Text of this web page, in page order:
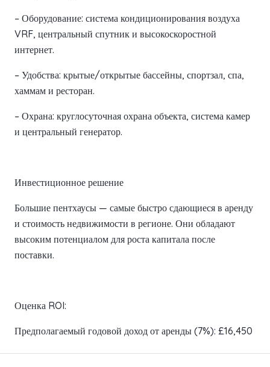
– Оборудование: система кондиционирования воздуха
VRF, центральный спутник и высокоскоростной
интернет.
– Удобства: крытые/открытые бассейны, спортзал, спа,
хаммам и ресторан.
– Охрана: круглосуточная охрана объекта, система камер
и центральный генератор.
Инвестиционное решение
Большие пентхаусы — самые быстро сдающиеся в аренду
и стоимость недвижимости в регионе. Они обладают
высоким потенциалом для роста капитала после
поставки.
Оценка ROI:
Предполагаемый годовой доход от аренды (7%): £16,450